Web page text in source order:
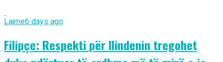
Lajme6 days ago
Filipçe: Respekti për Ilindenin tregohet